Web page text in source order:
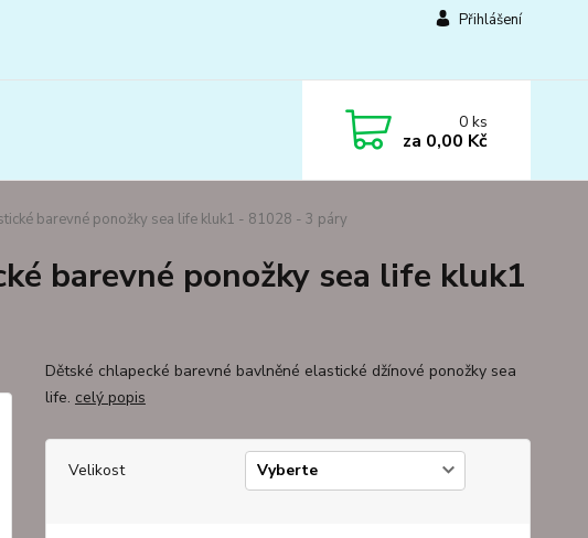
Přihlášení
0ks
za 0,00 Kč
barevné ponožky sea life kluk1 - 81028 - 3 páry
barevné ponožky sea life kluk1
Dětské chlapecké barevné bavlněné elastické džínové ponožky sea
life. celý popis
Velikost